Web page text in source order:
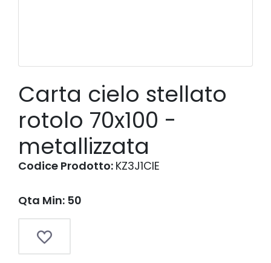
Carta cielo stellato
rotolo 70x100 -
metallizzata
Codice Prodotto: KZ3J1CIE
Qta Min: 50